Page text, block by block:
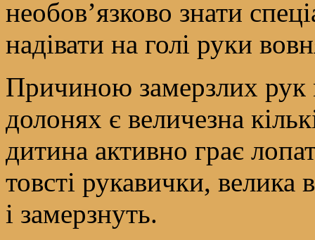
необов’язково знати
надівати на голі руки
Причиною замерзлих рук
долонях є величезна
дитина активно грає
товсті рукавички, велика
і замерзнуть.